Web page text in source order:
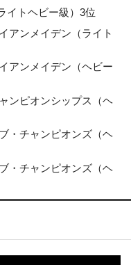
イトヘビー級）3位
アンメイデン（ライト
アンメイデン（ヘビー
ンピオンシップス（ヘ
・チャンピオンズ（ヘ
・チャンピオンズ（ヘ